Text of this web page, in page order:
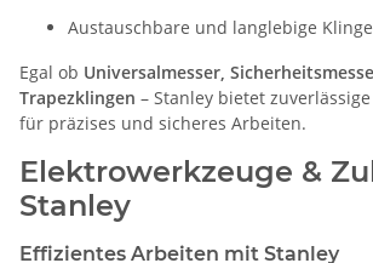
Austauschbare und langlebige
Egal ob Universalmesser,
Trapezklingen – Stanley bietet
für präzises und sicheres Arbeiten.
Elektrowerkzeuge &
Stanley
Effizientes Arbeiten mit Stanley